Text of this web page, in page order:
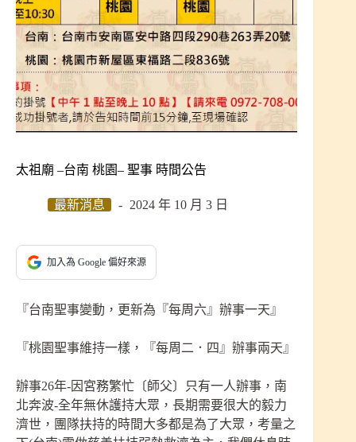
太祖廟 –台南 桃園– 聖事 時間公告
最新消息 2024 年 10 月 3 日
加入為 Google 偏好來源
『台南聖事變動，更新為『每周六』辦事一天』
『桃園聖事維持一樣，『每周二．四』辦事兩天』
辦事26年-因宮務繁忙〔師父〕只有一人辦事，南
北奔波-全年無休護持大眾，長期需要很大的毅力
濟世，團隊扶持的時間大多都是為了大眾，考量之